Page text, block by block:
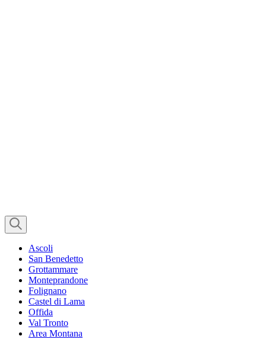
Ascoli
San Benedetto
Grottammare
Monteprandone
Folignano
Castel di Lama
Offida
Val Tronto
Area Montana